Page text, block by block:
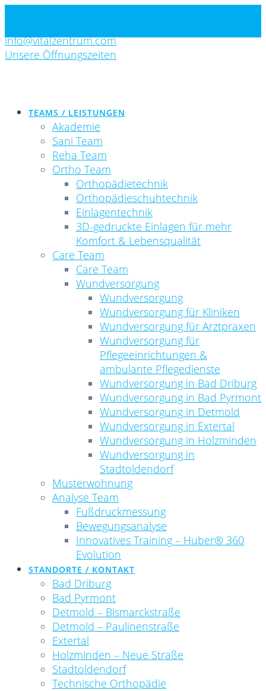
content
info@vitalzentrum.com
Unsere Öffnungszeiten
TEAMS / LEISTUNGEN
Akademie
Sani Team
Reha Team
Ortho Team
Orthopädietechnik
Orthopädieschuhtechnik
Einlagentechnik
3D-gedruckte Einlagen für mehr
Komfort & Lebensqualität
Care Team
Care Team
Wundversorgung
Wundversorgung
Wundversorgung für Kliniken
Wundversorgung für Arztpraxen
Wundversorgung für
Pflegeeinrichtungen &
ambulante Pflegedienste
Wundversorgung in Bad Driburg
Wundversorgung in Bad Pyrmont
Wundversorgung in Detmold
Wundversorgung in Extertal
Wundversorgung in Holzminden
Wundversorgung in
Stadtoldendorf
Musterwohnung
Analyse Team
Fußdruckmessung
Bewegungsanalyse
Innovatives Training – Huber® 360
Evolution
STANDORTE / KONTAKT
Bad Driburg
Bad Pyrmont
Detmold – Bismarckstraße
Detmold – Paulinenstraße
Extertal
Holzminden – Neue Straße
Stadtoldendorf
Technische Orthopädie